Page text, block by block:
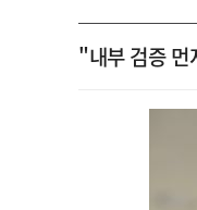
"내부 검증